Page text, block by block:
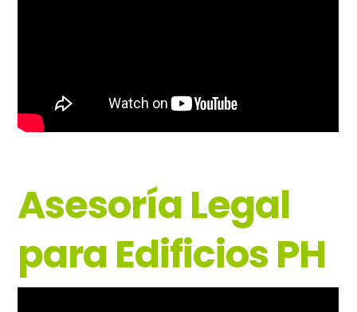
Asesoría Legal
para Edificios PH